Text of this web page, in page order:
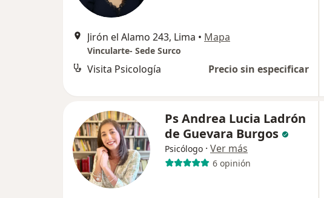
Jirón el Alamo 243, Lima • Mapa
Vincularte- Sede Surco
Visita Psicología Precio sin especificar
Ps Andrea Lucia Ladrón
de Guevara Burgos
Psicólogo · Ver más
6 opinión